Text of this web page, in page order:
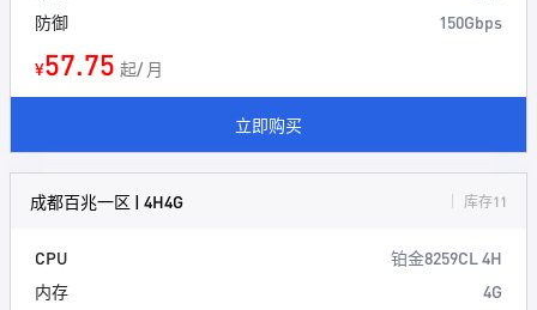
防御
150Gbps
¥57.75 起/ 月
立即购买
成都百兆一区 | 4H4G 库存11
CPU
铂金8259CL 4H
内存
4G